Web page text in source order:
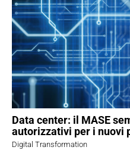
Data center: il MASE
autorizzativi per i nuovi
Digital Transformation